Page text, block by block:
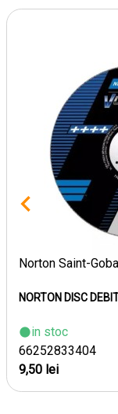
Norton Saint-
NORTON DISC
in stoc
66252833404
9,50 lei